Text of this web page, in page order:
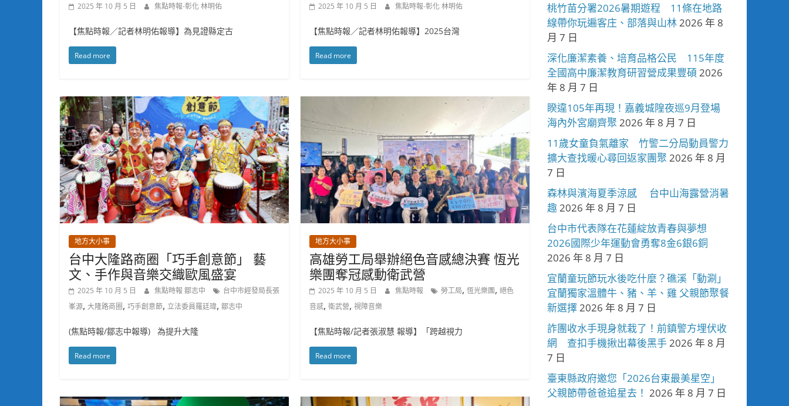
2025 年 10 月 5 日 焦點時報-彰化 林明佑
【焦點時報／記者林明佑報導】為見證縣定古
Read more
2025 年 10 月 5 日 焦點時報-彰化 林明佑
【焦點時報／記者林明佑報導】2025台灣
Read more
地方大小事
台中大隆路商圈「巧手創意節」 藝
文、手作與音樂交織歐風盛宴
2025 年 10 月 5 日 焦點時報 鄒志中
台中市經發局長張
峯源, 大隆路商圈, 巧手創意節, 立法委員羅廷瑋, 鄒志中
(焦點時報/鄒志中報導) 為提升大隆
Read more
地方大小事
高雄勞工局舉辦絕色音感總決賽 恆光
樂團奪冠感動衛武營
2025 年 10 月 5 日 焦點時報 勞工局,恆光樂團,絕色
音感,衛武營,視障音樂
【焦點時報/記者張淑慧 報導】「跨越視力
Read more
桃竹苗分署2026暑期遊程 11條在地路
線帶你玩遍客庄、部落與山林2026 年 8
月 7 日
深化廉潔素養、培育品格公民 115年度
全國高中廉潔教育研習營成果豐碩 2026
年 8 月 7 日
睽違105年再現！嘉義城隍夜巡9月登場
海內外宮廟齊聚 2026 年 8 月 7 日
11歲女童負氣離家 竹警二分局動員警力
擴大查找暖心尋回返家團聚 2026 年 8 月
7 日
森林與濱海夏季涼感 台中山海露營消暑
趣2026 年 8 月 7 日
台中市代表隊在花蓮綻放青春與夢想
2026國際少年運動會勇奪8金6銀6銅
2026 年 8 月 7 日
宜蘭童玩節玩水後吃什麼？礁溪「動涮」
宜蘭獨家溫體牛、豬、羊、雞 父親節聚餐
新選擇2026 年 8 月 7 日
詐團收水手現身就栽了！前鎮警方埋伏收
網 查扣手機揪出幕後黑手2026 年 8 月
7 日
臺東縣政府邀您「2026台東最美星空」
父親節帶爸爸追星去！ 2026 年 8 月 7 日